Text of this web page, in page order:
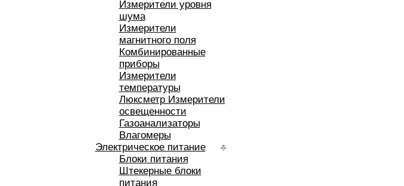
Измерители уровня
шума
Измерители
магнитного поля
Комбинированные
приборы
Измерители
температуры
Люксметр Измерители
освещенности
Газоанализаторы
Влагомеры
Электрическое питание
Блоки питания
Штекерные блоки
питания